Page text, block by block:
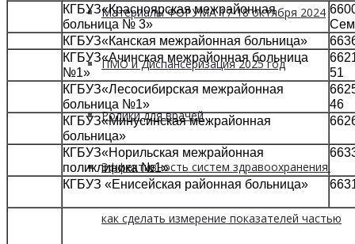
Материалы ФОРУМА 17-18 октября 2024
ПМО и Диспансеризация 2025 год
Ролики для врачей
Эффективность систем здравоохранения:
как сделать измерение показателей частью
КГБУЗ«Красноярская межрайонная
больница № 3»
КГБУЗ«Канская межрайонная больница»
КГБУЗ«Ачинская межрайонная больница
№1»
51
КГБУЗ«Лесосибирская межрайонная
больница №1»
46
КГБУЗ«Минусинская межрайонная
больница»
КГБУЗ«Норильская межрайонная
поликлиника №1»
КГБУЗ «Енисейская районная больница»